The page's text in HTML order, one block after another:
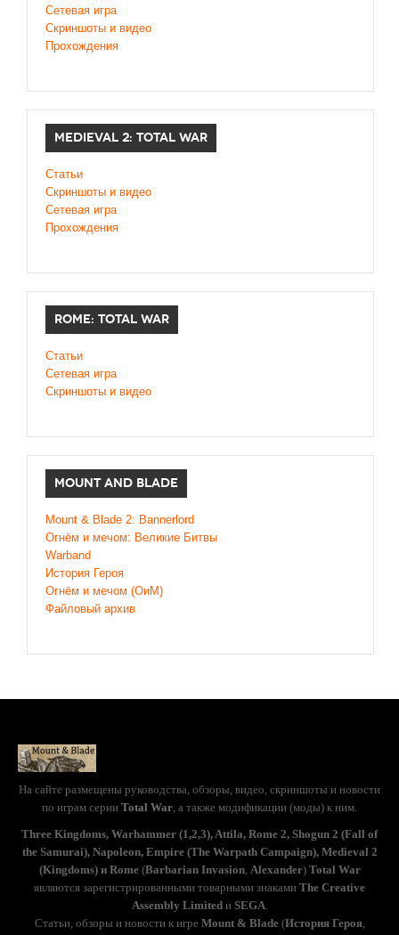
Сетевая игра
Скриншоты и видео
Прохождения
MEDIEVAL 2: TOTAL WAR
Статьи
Скриншоты и видео
Сетевая игра
Прохождения
ROME: TOTAL WAR
Статьи
Сетевая игра
Скриншоты и видео
MOUNT AND BLADE
Mount & Blade 2: Bannerlord
Огнём и мечом: Великие Битвы
Warband
История Героя
Огнём и мечом (ОиМ)
Файловый архив
На сайте размещены руководства, обзоры, видео, скриншоты и новости
по играм серии Total War, а также модификации (моды) к ним.
Three Kingdoms, Warhammer (1,2,3), Attila, Rome 2, Shogun 2 (Fall of
the Samurai), Napoleon, Empire (The Warpath Campaign), Medieval 2
(Kingdoms) и Rome (Barbarian Invasion, Alexander)Total War
являются зарегистрированными товарными знаками The Creative
Assembly Limitedи SEGA.
Статьи, обзоры и новости к игре Mount & Blade(История Героя,